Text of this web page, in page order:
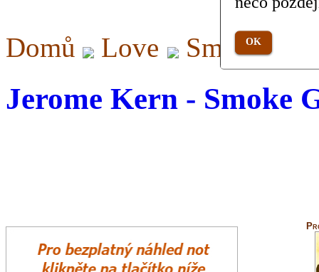
Domů Love Smoke
Jerome Kern - Smoke
OK